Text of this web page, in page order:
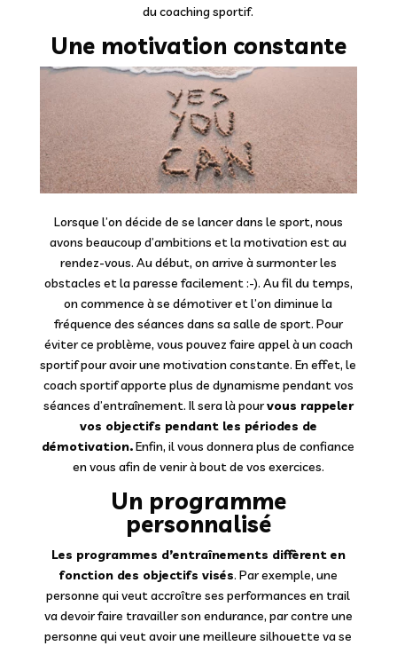
du coaching sportif.
Une motivation constante
Lorsque l’on décide de se lancer dans le sport, nous
avons beaucoup d’ambitions et la motivation est au
rendez-vous. Au début, on arrive à surmonter les
obstacles et la paresse facilement :-). Au fil du temps,
on commence à se démotiver et l’on diminue la
fréquence des séances dans sa salle de sport. Pour
éviter ce problème, vous pouvez faire appel à un coach
sportif pour avoir une motivation constante. En effet, le
coach sportif apporte plus de dynamisme pendant vos
séances d’entraînement. Il sera là pourvous rappeler
vos objectifs pendant les périodes de
démotivation.Enfin, il vous donnera plus de confiance
en vous afin de venir à bout de vos exercices.
Un programme
personnalisé
Les programmes d’entraînements diffèrent en
fonction des objectifs visés. Par exemple, une
personne qui veut accroître ses performances en trail
va devoir faire travailler son endurance, par contre une
personne qui veut avoir une meilleure silhouette va se